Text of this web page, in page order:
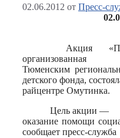
02.06.2012 от Пресс-
Акция
организованная
Тюменским
детского фонда,
райцентре Омутинка.
Цель акции —
оказание помощи
сообщает пресс-служба